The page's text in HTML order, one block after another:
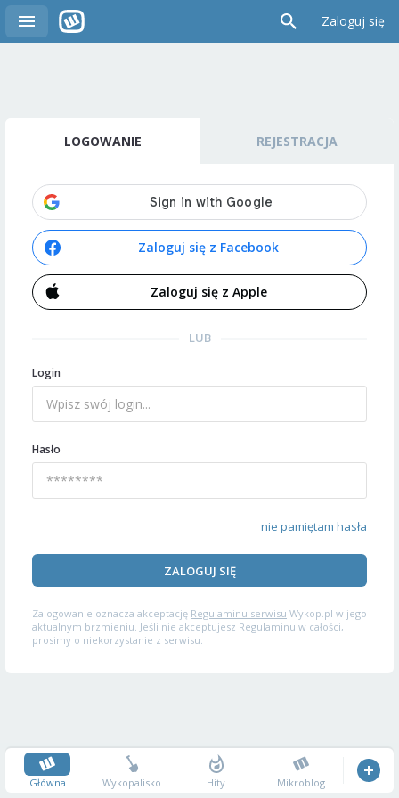
Zaloguj się
LOGOWANIE REJESTRACJA
Zaloguj się z Facebook
Zaloguj się z Apple
LUB
Login
Hasło
nie pamiętam hasła
ZALOGUJ SIĘ
Zalogowanie oznacza akceptację Regulaminu serwisu Wykop.pl w jego
aktualnym brzmieniu. Jeśli nie akceptujesz Regulaminu w całości,
prosimy o niekorzystanie z serwisu.
Główna Wykopalisko Hity Mikroblog